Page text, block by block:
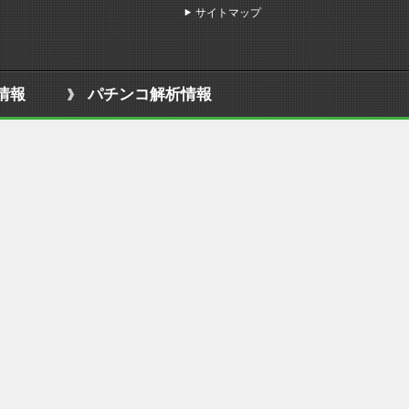
報 パチンコ解析情報
サイトマップ